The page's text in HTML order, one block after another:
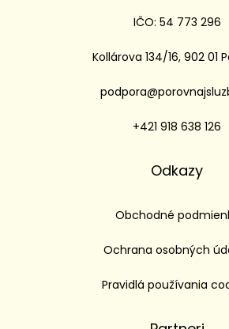
IČO: 54 773 296
Kollárova 134/16, 902 01
+421 918 638 126
Odkazy
Obchodné
Ochrana osobných
Pravidlá používania